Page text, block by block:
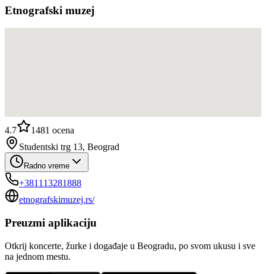
Etnografski muzej
4.7 1481 ocena
Studentski trg 13, Beograd
Radno vreme
+381113281888
etnografskimuzej.rs/
Preuzmi aplikaciju
Otkrij koncerte, žurke i događaje u Beogradu, po svom ukusu i sve
na jednom mestu.